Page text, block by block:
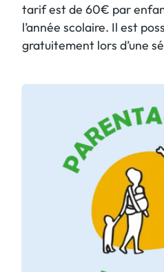
tarif est de 60€ par
l’année scolaire. Il est
gratuitement lors d’une